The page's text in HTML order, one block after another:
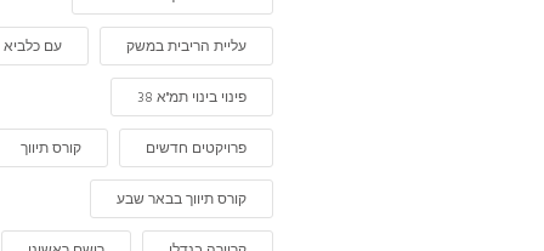
עליית הריבית במשק עם כלביא
פינוי בינוי תמ"א 38
פרויקטים חדשים קורס תיווך
קורס תיווך בבאר שבע